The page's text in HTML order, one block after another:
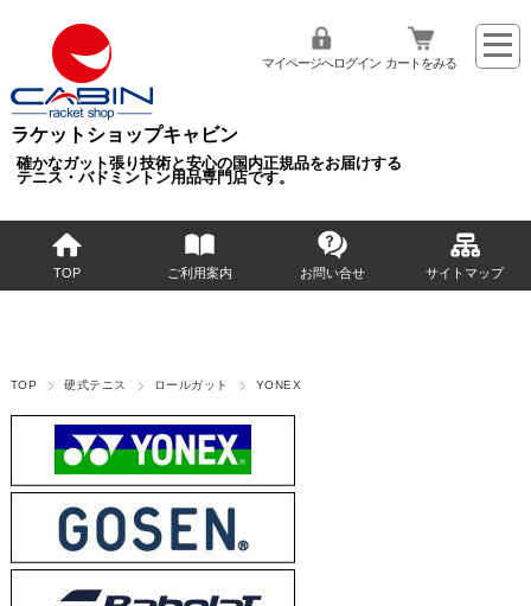
ラケットショップキャビン
確かなガット張り技術と安心の国内正規品をお届けする
テニス・バドミントン用品専門店です。
マイページへログイン カートをみる
TOP ご利用案内 お問い合せ サイトマップ
TOP 硬式テニス ロールガット YONEX